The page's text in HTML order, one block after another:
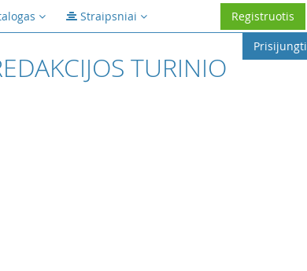
Straipsniai
Registruotis
Prisijungti
TURINIO